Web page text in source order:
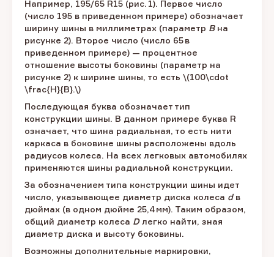
Например, 195/65 R15 (рис. 1). Первое число
(число 195 в приведенном примере) обозначает
ширину шины в миллиметрах (параметр Bна
рисунке 2). Второе число (число 65 в
приведенном примере) — процентное
отношение высоты боковины (параметр на
рисунке 2) к ширине шины, то есть \(100\cdot
\frac{H}{B}.\)
Последующая буква обозначает тип
конструкции шины. В данном примере буква R
означает, что шина радиальная, то есть нити
каркаса в боковине шины расположены вдоль
радиусов колеса. На всех легковых автомобилях
применяются шины радиальной конструкции.
За обозначением типа конструкции шины идет
число, указывающее диаметр диска колеса dв
дюймах (в одном дюйме 25,4 мм). Таким образом,
общий диаметр колеса Dлегко найти, зная
диаметр диска и высоту боковины.
Возможны дополнительные маркировки,